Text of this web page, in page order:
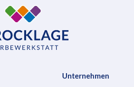
Unternehmen